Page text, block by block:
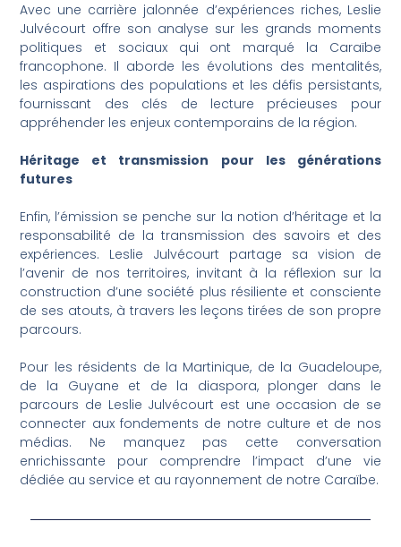
Avec une carrière jalonnée d’expériences riches, Leslie
Julvécourt offre son analyse sur les grands moments
politiques et sociaux qui ont marqué la Caraïbe
francophone. Il aborde les évolutions des mentalités,
les aspirations des populations et les défis persistants,
fournissant des clés de lecture précieuses pour
appréhender les enjeux contemporains de la région.
Héritage et transmission pour les générations
futures
Enfin, l’émission se penche sur la notion d’héritage et la
responsabilité de la transmission des savoirs et des
expériences. Leslie Julvécourt partage sa vision de
l’avenir de nos territoires, invitant à la réflexion sur la
construction d’une société plus résiliente et consciente
de ses atouts, à travers les leçons tirées de son propre
parcours.
Pour les résidents de la Martinique, de la Guadeloupe,
de la Guyane et de la diaspora, plonger dans le
parcours de Leslie Julvécourt est une occasion de se
connecter aux fondements de notre culture et de nos
médias. Ne manquez pas cette conversation
enrichissante pour comprendre l’impact d’une vie
dédiée au service et au rayonnement de notre Caraïbe.